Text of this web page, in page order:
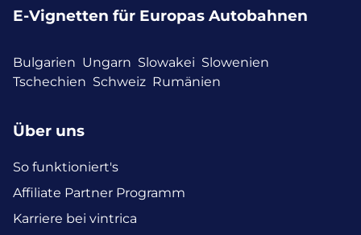
E-Vignetten für Europas Autobahnen
Bulgarien Ungarn Slowakei Slowenien
Tschechien Schweiz Rumänien
Über uns
So funktioniert's
Affiliate Partner Programm
Karriere bei vintrica